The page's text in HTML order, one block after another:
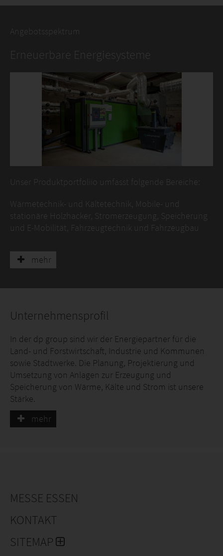
Angebotsspektrum
Erneuerbare Energiesysteme
Unser Produktportfoliio umfasst folgende Bereiche:
Wärmetechnik- und Kältetechnik, Mobile- und
stationäre Holzhacker, Stromerzeugung, Speicherung
und E-Mobilität, Fahrzeugtechnik und Fahrzeugbau
mehr
Unternehmensprofil
In der dp group sind wir der Energiepartner für die
Land- und Forstwirtschaft, Industrie und Kommunen
sowie Stadtwerke. Die Planung, Projektierung und
Umsetzung von Anlagen zur Erzeugung und
Speicherung von Wärme, Kälte und Strom ist unsere
Stärke.
Dabei übernehmen wir Verantwortung für nachhaltige
sicherer und bezahlbarer Energie und die Chance, die
Energiewelt der Zukunft neu zu gestalten.
Als Spezialist im Bereich regenerativer Energiesysteme
mehr
MESSE ESSEN
KONTAKT
SITEMAP